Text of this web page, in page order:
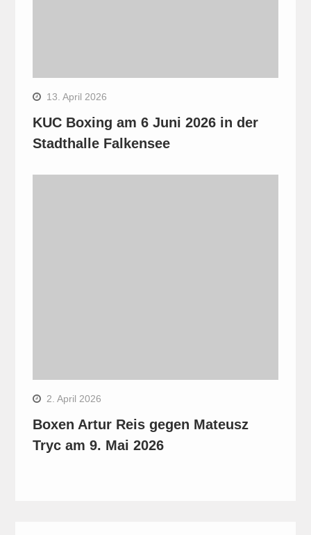
13. April 2026
KUC Boxing am 6 Juni 2026 in der
Stadthalle Falkensee
2. April 2026
Boxen Artur Reis gegen Mateusz
Tryc am 9. Mai 2026